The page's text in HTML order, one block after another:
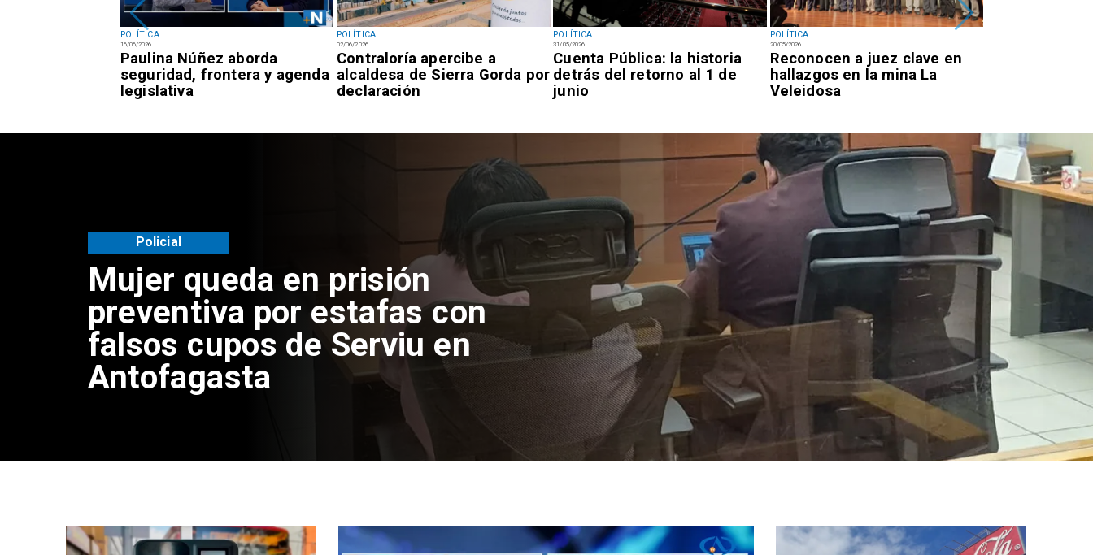
POLÍTICA
16/06/2026
Paulina Núñez aborda
seguridad, frontera y agenda
legislativa
POLÍTICA
02/06/2026
Contraloría apercibe a
alcaldesa de Sierra Gorda por
declaración
POLÍTICA
31/05/2026
Cuenta Pública: la historia
detrás del retorno al 1 de
junio
POLÍTICA
20/05/2026
Reconocen a juez clave en
hallazgos en la mina La
Veleidosa
Mujer queda en prisión
preventiva por estafas con
falsos cupos de Serviu en
Antofagasta
Policial